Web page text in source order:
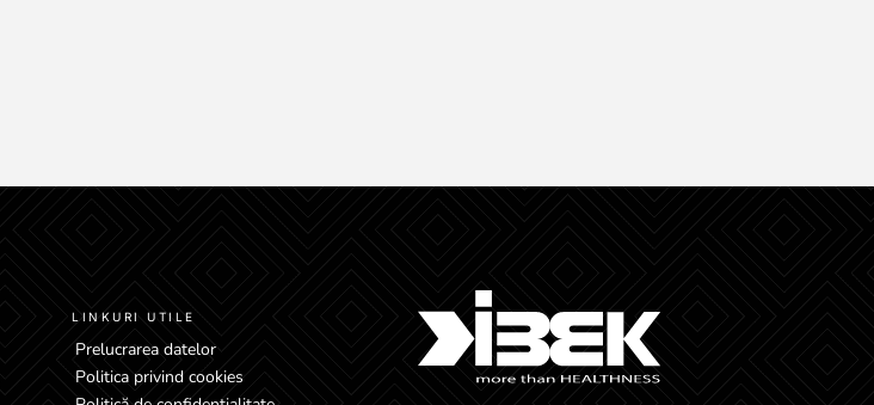
LINKURI UTILE
Prelucrarea datelor
Politica privind cookies